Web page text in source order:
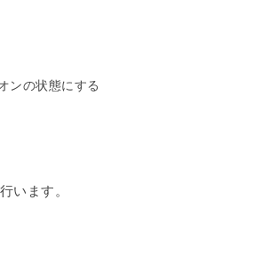
ンの状態にする
います。